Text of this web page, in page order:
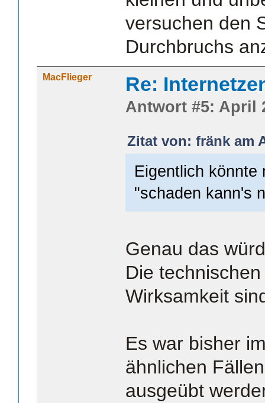
versuchen den
Durchbruchs
MacFlieger Re:
Antwort #5: April
Zitat von: fränk am
Eigentlich könnte
"schaden kann's
Genau das
Die
Wirksamkeit
Es war bisher
ähnlichen
ausgeübt